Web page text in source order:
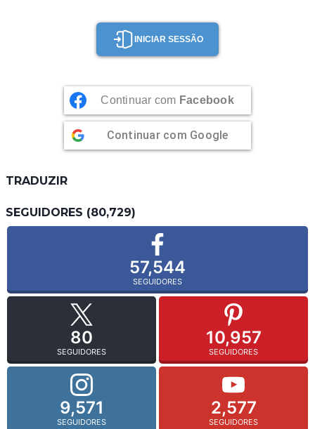
INICIAR SESSÃO
Continuar com Facebook
Continuar com Google
TRADUZIR
SEGUIDORES (80,729)
57,544
SEGUIDORES
80
SEGUIDORES
10,957
SEGUIDORES
9,571
SEGUIDORES
2,577
SEGUIDORES